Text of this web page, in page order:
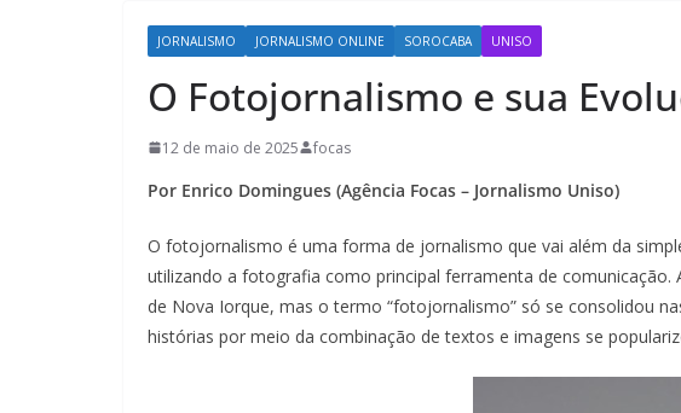
JORNALISMO JORNALISMO ONLINE SOROCABA UNISO
O Fotojornalismo e sua
12 de maio de 2025 focas
Por Enrico Domingues (Agência Focas – Jornalismo Uniso)
O fotojornalismo é uma forma de jornalismo que vai além da
utilizando a fotografia como principal ferramenta de
de Nova Iorque, mas o termo “fotojornalismo” só se consolidou
histórias por meio da combinação de textos e imagens se